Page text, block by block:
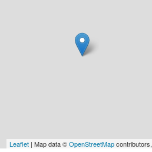
Leaflet | Map data ©OpenStreetMapcontributors,